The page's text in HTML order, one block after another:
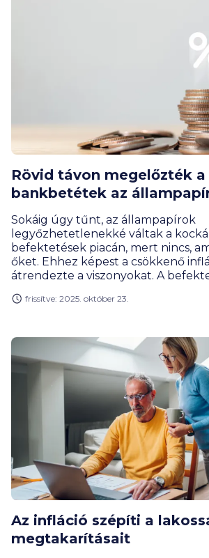
Rövid távon megelőzték a
bankbetétek az
Sokáig úgy tűnt, az állampapírok
legyőzhetetlenekké váltak a
befektetések piacán, mert nincs,
őket. Ehhez képest a csökkenő
átrendezte a viszonyokat. A
alternatívává váltak.
frissítve: 2025. október 23.
Az infláció szépíti a
megtakarításait